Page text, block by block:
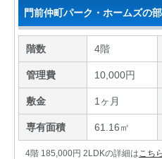
門前仲町パーク・ホームズの
階数 4階
管理費 10,000円
敷金 1ヶ月
専有面積 61.16㎡
4階 185,000円 2LDKの詳細はこちら